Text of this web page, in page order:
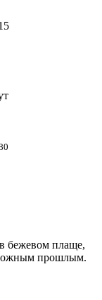
бежевом плаще,
прошлым.